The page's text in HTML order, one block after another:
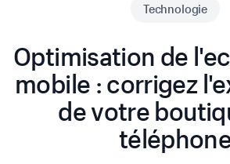
Technologie
Optimisation de
mobile : corrigez
de votre